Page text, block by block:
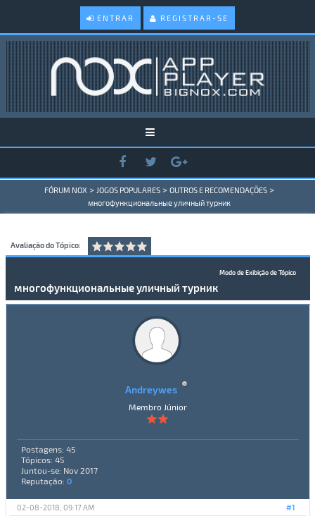
ENTRAR REGISTRAR-SE
FÓRUM NOX > JOGOS POPULARES > OUTROS E RECOMENDAÇÕES >
многофункциональные уличный турник
Avaliação do Tópico:
Modo de Exibição de Tópico
многофункциональные уличный турник
Andreywes
Membro Júnior
Postagens: 45
Tópicos: 45
Juntou-se: Nov 2017
Reputação: 0
#1
02-08-2018, 09:17 AM